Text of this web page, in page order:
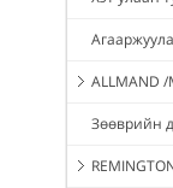
ALLMAND
Зөөврийн